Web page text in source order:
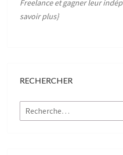
Freelance et gagner leur
savoir plus}
RECHERCHER
Rechercher :